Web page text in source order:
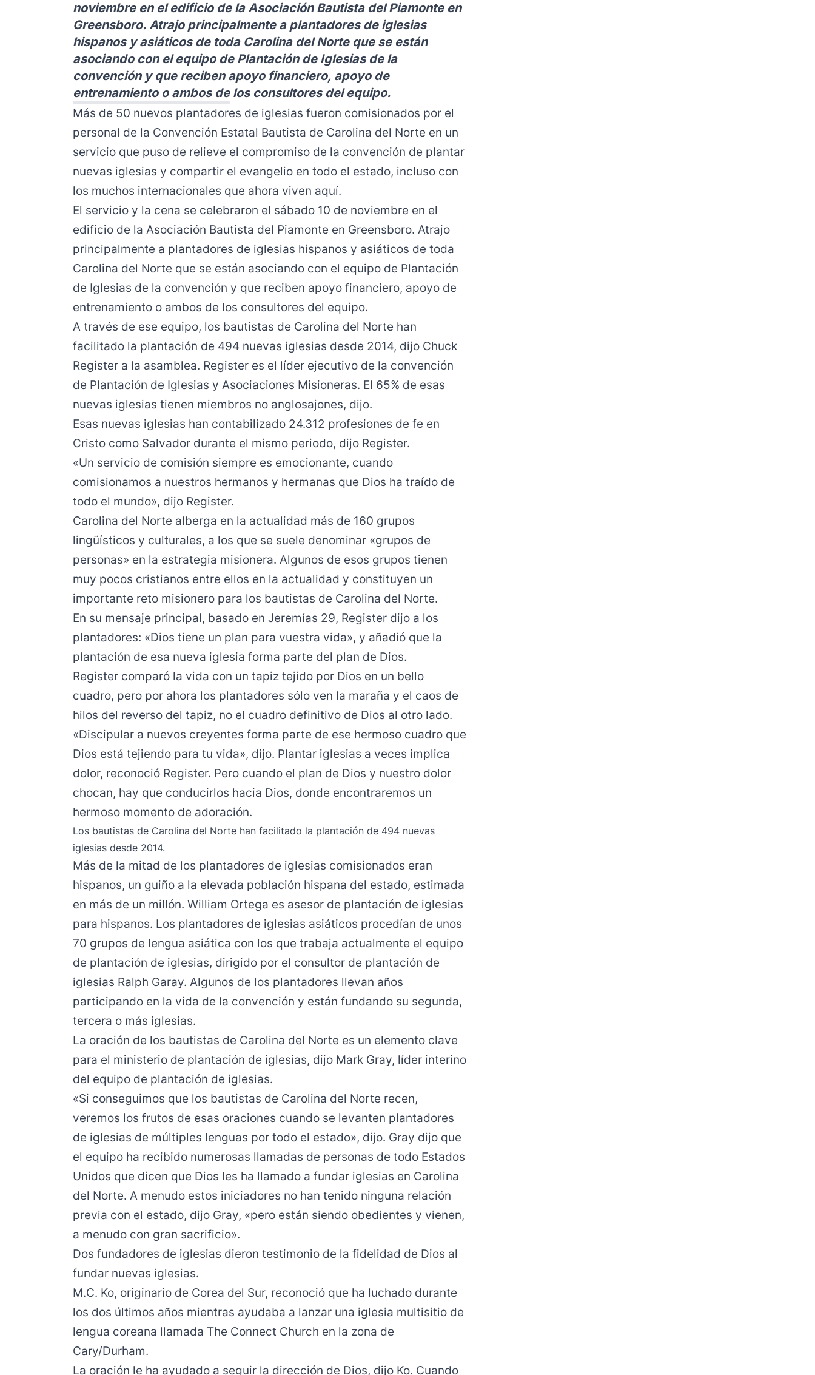
noviembre en el edificio de la Asociación Bautista del Piamonte en
Greensboro. Atrajo principalmente a plantadores de iglesias
hispanos y asiáticos de toda Carolina del Norte que se están
asociando con el equipo de Plantación de Iglesias de la
convención y que reciben apoyo financiero, apoyo de
entrenamiento o ambos de los consultores del equipo.
Más de 50 nuevos plantadores de iglesias fueron comisionados por el
personal de la Convención Estatal Bautista de Carolina del Norte en un
servicio que puso de relieve el compromiso de la convención de plantar
nuevas iglesias y compartir el evangelio en todo el estado, incluso con
los muchos internacionales que ahora viven aquí.
El servicio y la cena se celebraron el sábado 10 de noviembre en el
edificio de la Asociación Bautista del Piamonte en Greensboro. Atrajo
principalmente a plantadores de iglesias hispanos y asiáticos de toda
Carolina del Norte que se están asociando con el equipo de Plantación
de Iglesias de la convención y que reciben apoyo financiero, apoyo de
entrenamiento o ambos de los consultores del equipo.
A través de ese equipo, los bautistas de Carolina del Norte han
facilitado la plantación de 494 nuevas iglesias desde 2014, dijo Chuck
Register a la asamblea. Register es el líder ejecutivo de la convención
de Plantación de Iglesias y Asociaciones Misioneras. El 65% de esas
nuevas iglesias tienen miembros no anglosajones, dijo.
Esas nuevas iglesias han contabilizado 24.312 profesiones de fe en
Cristo como Salvador durante el mismo periodo, dijo Register.
«Un servicio de comisión siempre es emocionante, cuando
comisionamos a nuestros hermanos y hermanas que Dios ha traído de
todo el mundo», dijo Register.
Carolina del Norte alberga en la actualidad más de 160 grupos
lingüísticos y culturales, a los que se suele denominar «grupos de
personas» en la estrategia misionera. Algunos de esos grupos tienen
muy pocos cristianos entre ellos en la actualidad y constituyen un
importante reto misionero para los bautistas de Carolina del Norte.
En su mensaje principal, basado en Jeremías 29, Register dijo a los
plantadores: «Dios tiene un plan para vuestra vida», y añadió que la
plantación de esa nueva iglesia forma parte del plan de Dios.
Register comparó la vida con un tapiz tejido por Dios en un bello
cuadro, pero por ahora los plantadores sólo ven la maraña y el caos de
hilos del reverso del tapiz, no el cuadro definitivo de Dios al otro lado.
«Discipular a nuevos creyentes forma parte de ese hermoso cuadro que
Dios está tejiendo para tu vida», dijo. Plantar iglesias a veces implica
dolor, reconoció Register. Pero cuando el plan de Dios y nuestro dolor
chocan, hay que conducirlos hacia Dios, donde encontraremos un
hermoso momento de adoración.
Los bautistas de Carolina del Norte han facilitado la plantación de 494 nuevas
iglesias desde 2014.
Más de la mitad de los plantadores de iglesias comisionados eran
hispanos, un guiño a la elevada población hispana del estado, estimada
en más de un millón. William Ortega es asesor de plantación de iglesias
para hispanos. Los plantadores de iglesias asiáticos procedían de unos
70 grupos de lengua asiática con los que trabaja actualmente el equipo
de plantación de iglesias, dirigido por el consultor de plantación de
iglesias Ralph Garay. Algunos de los plantadores llevan años
participando en la vida de la convención y están fundando su segunda,
tercera o más iglesias.
La oración de los bautistas de Carolina del Norte es un elemento clave
para el ministerio de plantación de iglesias, dijo Mark Gray, líder interino
del equipo de plantación de iglesias.
«Si conseguimos que los bautistas de Carolina del Norte recen,
veremos los frutos de esas oraciones cuando se levanten plantadores
de iglesias de múltiples lenguas por todo el estado», dijo. Gray dijo que
el equipo ha recibido numerosas llamadas de personas de todo Estados
Unidos que dicen que Dios les ha llamado a fundar iglesias en Carolina
del Norte. A menudo estos iniciadores no han tenido ninguna relación
previa con el estado, dijo Gray, «pero están siendo obedientes y vienen,
a menudo con gran sacrificio».
Dos fundadores de iglesias dieron testimonio de la fidelidad de Dios al
fundar nuevas iglesias.
M.C. Ko, originario de Corea del Sur, reconoció que ha luchado durante
los dos últimos años mientras ayudaba a lanzar una iglesia multisitio de
lengua coreana llamada The Connect Church en la zona de
Cary/Durham.
La oración le ha ayudado a seguir la dirección de Dios, dijo Ko. Cuando